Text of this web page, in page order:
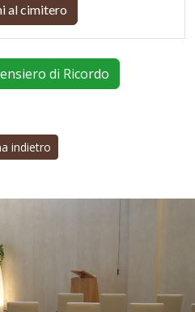
al cimitero
di Ricordo
indietro